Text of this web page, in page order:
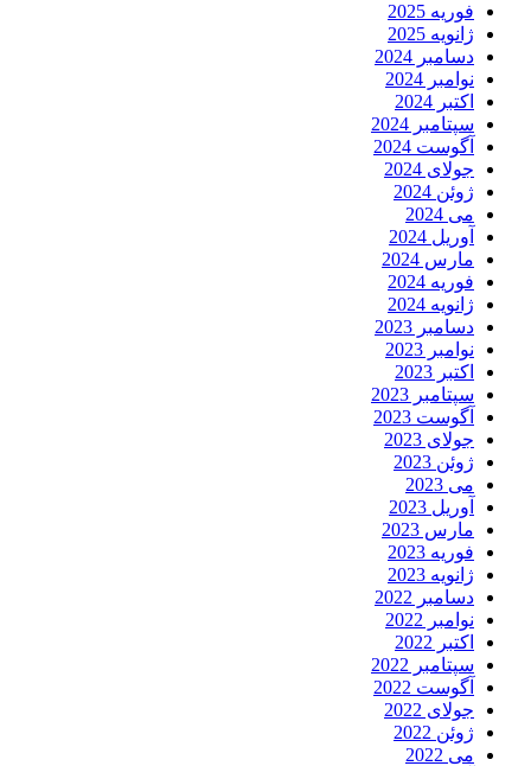
2025
2025
2024
2024
2024
2024
2024
2024
2024
2024
2024
2024
2024
2023
2023
2023
2023
2023
2023
2023
2023
2023
2023
2023
2022
2022
2022
2022
2022
2022
2022